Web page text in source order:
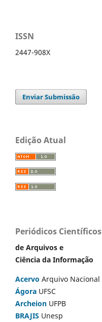
ISSN
2447-908X
Enviar Submissão
Edição Atual
Periódicos Científicos
de Arquivos e
Ciência da Informação
Acervo Arquivo Nacional
Ágora UFSC
Archeion UFPB
BRAJIS Unesp